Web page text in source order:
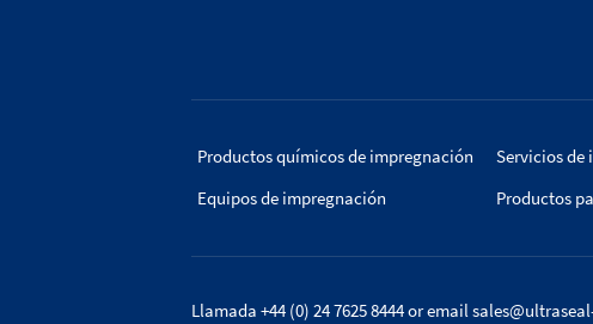
Productos químicos de impregnación
Equipos de impregnación
Servicios de
Productos
Llamada +44 (0) 24 7625 8444or email